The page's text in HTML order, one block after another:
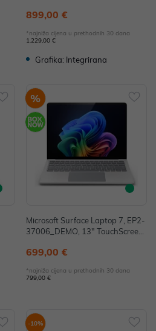
B, W11H, Adreno - IZLOŽBENI M
899,00 €
*najniža cijena u prethodnih 30 dana
1.229,00 €
Grafika: Integrirana
%
Microsoft Surface Laptop 7, EP2-
37006_DEMO, 13" TouchScreen,
B SSD, W11H, Sivi (bez punjača)
699,00 €
*najniža cijena u prethodnih 30 dana
799,00 €
-10%